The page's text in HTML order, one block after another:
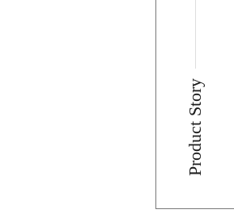
Product Story